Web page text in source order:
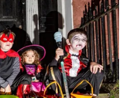
入垃圾掩埋場。單單只是
一輛汽車跑50公里的碳排
各式各樣的二手衣市場開
台上，你可以把自己的舊
便宜的價錢買到自己本來
往只適用於某些商品，尤
卻不適用於快時尚這類廉